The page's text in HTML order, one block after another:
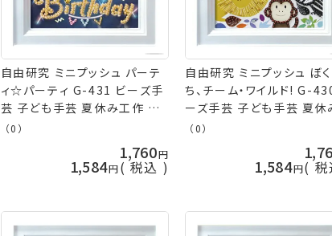
自由研究 ミニプッシュ パーテ
ィ☆パーティ G-431 ビーズ手
芸 子ども手芸 夏休み工作 手
芸キット nsk 手芸の山久
（0）
1,760
1,584 税込
自由研究 ミニプッシュ ぼ
ち、チーム・ワイルド! G-
ーズ手芸 子ども手芸 夏休
作 手芸キット nsk 手芸の
（0）
1,584